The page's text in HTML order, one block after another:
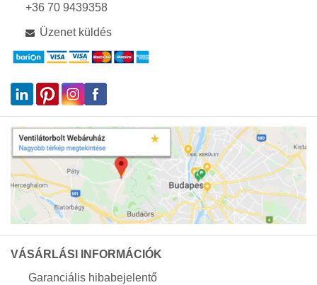
+36 70 9439358
Üzenet küldés
VÁSÁRLÁSI INFORMÁCIÓK
Garanciális hibabejelentő